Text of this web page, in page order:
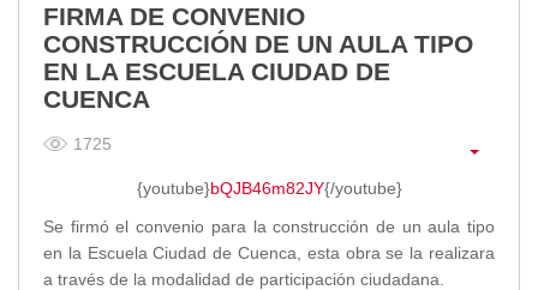
FIRMA DE CONVENIO
CONSTRUCCIÓN DE UN AULA TIPO
EN LA ESCUELA CIUDAD DE
CUENCA
1725
{youtube}bQJB46m82JY{/youtube}
Se firmó el convenio para la construcción de un aula tipo
en la Escuela Ciudad de Cuenca, esta obra se la realizara
a través de la modalidad de participación ciudadana.
2018
2017
2015
2013
2021